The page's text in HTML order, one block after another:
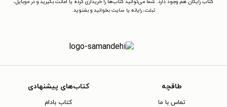
کتاب رایگان هم وجود دارد. شما می‌توانید کتاب‌ها را خریداری کرده یا امانت بگیرید و در موبایل،
تبلت، رایانه یا سایت بخوانید و بشنوید.
طاقچه
تماس با ما
کتاب‌های پیشنهادی
کتاب بادام